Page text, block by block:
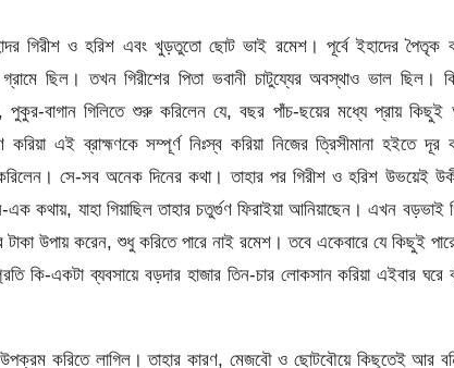
গিরীশ ও হরিশ এবং খুড়তুতো ছোট ভাই রমেশ। পূর্বে ইহাদের পৈতৃক
ছিল। তখন গিরীশের পিতা ভবানী চাটুয্যের অবস্থাও ভাল ছিল।
পুকুর-বাগান গিলিতে শুরু করিলেন যে, বছর পাঁচ-ছয়ের মধ্যে প্রায় কিছুই
এই ব্রাহ্মণকে সম্পূর্ণ নিঃস্ব করিয়া নিজের ত্রিসীমানা হইতে দূর
সে-সব অনেক দিনের কথা। তাহার পর গিরীশ ও হরিশ উভয়েই
কথায়, যাহা গিয়াছিল তাহার চতুর্গুণ ফিরাইয়া আনিয়াছেন। এখন বড়ভাই
টাকা উপায় করেন, শুধু করিতে পারে নাই রমেশ। তবে একেবারে যে কিছুই
কি-একটা ব্যবসায়ে বড়দার হাজার তিন-চার লোকসান করিয়া এইবার ঘরে
উপক্রম করিতে লাগিল। তাহার কারণ, মেজবৌ ও ছোটবৌয়ে কিছুতেই আর